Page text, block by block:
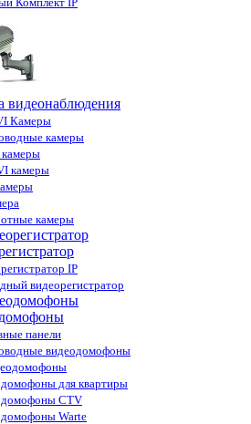
видеонаблюдения
Камеры
камеры
камеры
камеры
IP
видеорегистратор
панели
видеодомофоны
для квартиры
CTV
Warte